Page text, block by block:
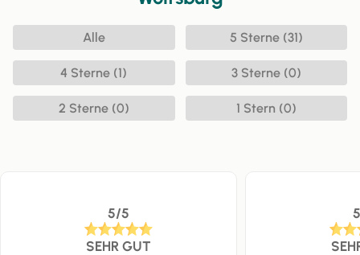
Alle 5 Sterne (31)
4 Sterne (1) 3 Sterne (0)
2 Sterne (0) 1 Stern (0)
5/5
SEHR GUT